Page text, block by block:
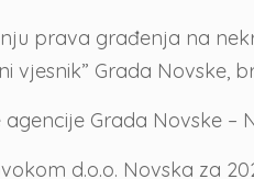
prava građenja na
vjesnik” Grada Novske,
Grada Novske –
d.o.o. Novska za